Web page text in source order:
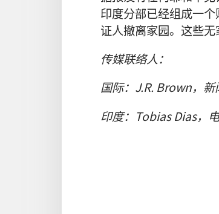
印度分部已经组成一
证人撤离家园。这些
传媒联络人：
国际：J.R. Brown，
印度：Tobias Dias，